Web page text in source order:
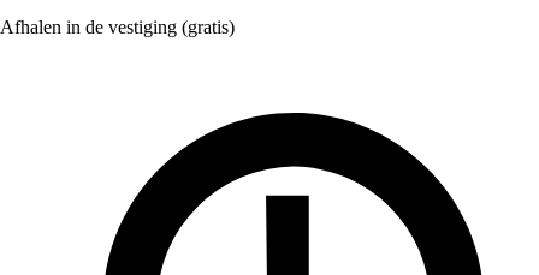
Afhalen in de vestiging (gratis)